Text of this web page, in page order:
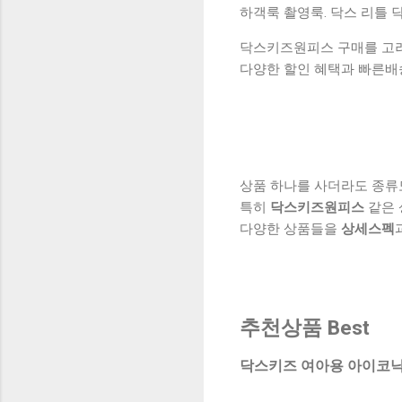
하객룩 촬영룩. 닥스 리틀
닥스키즈원피스 구매를 고
다양한 할인 혜택과 빠른
상품 하나를 사더라도 종
특히 닥스키즈원피스 같은
다양한 상품들을 상세스펙
추천상품 Best
닥스키즈 여아용 아이코